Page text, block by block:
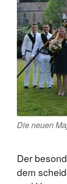
Die neuen
Der
dem